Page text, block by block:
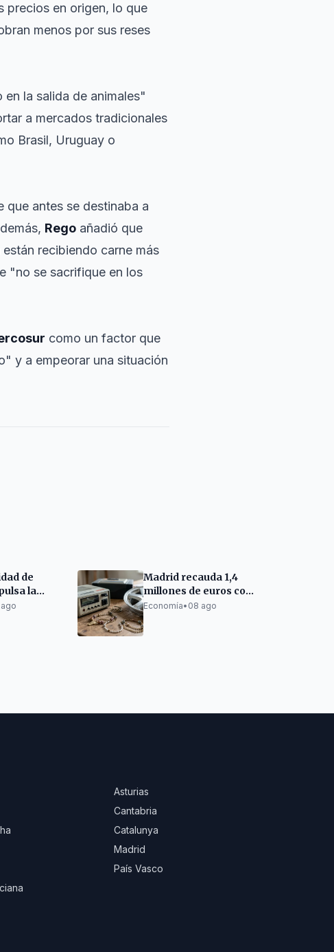
precios en origen, lo que
menos por sus reses
la salida de animales"
a mercados tradicionales
Brasil, Uruguay o
que antes se destinaba a
Rego añadió que
están recibiendo carne más
"no se sacrifique en los
como un factor que
y a empeorar una situación
de
la
Madrid recauda 1,4
millones de euros con
subastas de objetos y
Economía• 08 ago
Asturias
Cantabria
Catalunya
Madrid
País Vasco